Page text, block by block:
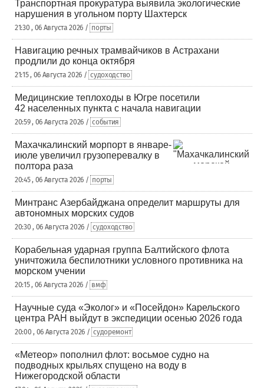
Транспортная прокуратура выявила экологические
нарушения в угольном порту Шахтерск
21:30 , 06 Августа 2026 / порты
Навигацию речных трамвайчиков в Астрахани
продлили до конца октября
21:15 , 06 Августа 2026 / судоходство
Медицинские теплоходы в Югре посетили
42 населенных пункта с начала навигации
20:59 , 06 Августа 2026 / события
Махачкалинский морпорт в январе-
июле увеличил грузоперевалку в
полтора раза
20:45 , 06 Августа 2026 / порты
Минтранс Азербайджана определит маршруты для
автономных морских судов
20:30 , 06 Августа 2026 / судоходство
Корабельная ударная группа Балтийского флота
уничтожила беспилотники условного противника на
морском учении
20:15 , 06 Августа 2026 / вмф
Научные суда «Эколог» и «Посейдон» Карельского
центра РАН выйдут в экспедиции осенью 2026 года
20:00 , 06 Августа 2026 / судоремонт
«Метеор» пополнил флот: восьмое судно на
подводных крыльях спущено на воду в
Нижегородской области